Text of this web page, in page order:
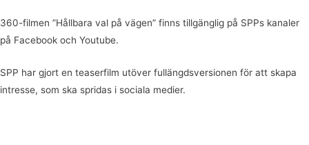
360-filmen ”Hållbara val på vägen” finns tillgänglig på SPPs kanaler
på Facebook och Youtube.
SPP har gjort en teaserfilm utöver fullängdsversionen för att skapa
intresse, som ska spridas i sociala medier.